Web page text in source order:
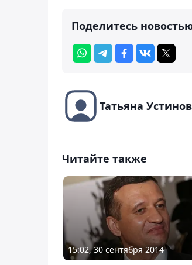
Поделитесь
Татьяна
Читайте также
15:02, 30 сентября 2014